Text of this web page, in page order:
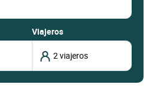
Viajeros